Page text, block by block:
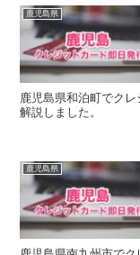
鹿児島県
鹿児島県和泊町でク
解説しました。
鹿児島県